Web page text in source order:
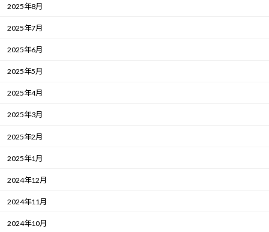
2025年8月
2025年7月
2025年6月
2025年5月
2025年4月
2025年3月
2025年2月
2025年1月
2024年12月
2024年11月
2024年10月